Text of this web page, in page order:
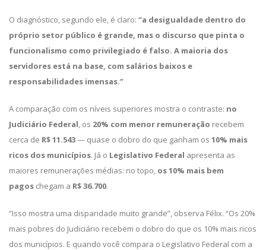
O diagnóstico, segundo ele, é claro: “a desigualdade dentro do
próprio setor público é grande, mas o discurso que pinta o
funcionalismo como privilegiado é falso. A maioria dos
servidores está na base, com salários baixos e
responsabilidades imensas.”
A comparação com os níveis superiores mostra o contraste: no
Judiciário Federal, os 20% com menor remuneração recebem
cerca de R$ 11.543— quase o dobro do que ganham os 10% mais
ricos dos municípios. Já o Legislativo Federal apresenta as
maiores remunerações médias: no topo, os 10% mais bem
pagos chegam a R$ 36.700.
“Isso mostra uma disparidade muito grande”, observa Félix. “Os 20%
mais pobres do Judiciário recebem o dobro do que os 10% mais ricos
dos municípios. E quando você compara o Legislativo Federal com a